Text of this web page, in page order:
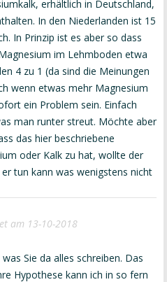
erhältlich in Deutschland,
In den Niederlanden ist 15
In Prinzip ist es aber so dass
im Lehmboden etwa
4 zu 1 (da sind die Meinungen
wenn etwas mehr Magnesium
ein Problem sein. Einfach
man runter streut. Möchte aber
das hier beschriebene
oder Kalk zu hat, wollte der
tun kann was wenigstens nicht
am 13-10-2018
Sie da alles schreiben. Das
Hypothese kann ich in so fern